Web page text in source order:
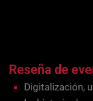
Reseña de
Digitalización,